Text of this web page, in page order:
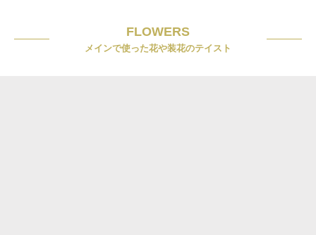
FLOWERS
メインで使った花や装花のテイスト